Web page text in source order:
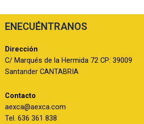
ENECUÉNTRANOS
Dirección
C/ Marqués de la Hermida 72 CP: 39009
Santander CANTABRIA
Contacto
aexca@aexca.com
Tel. 636 361 838